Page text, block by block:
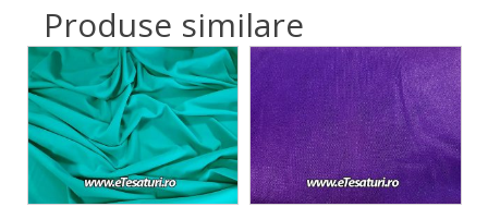
Produse similare